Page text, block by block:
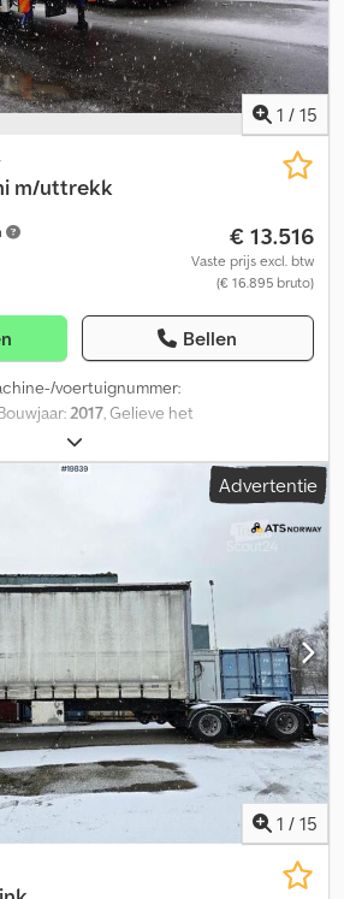
1 / 15
m/uttrekk
€ 13.516
Vaste prijs excl. btw
(€ 16.895 bruto)
Bellen
voertuignummer:
Bouwjaar: 2017 , Gelieve het
te vermelden: 14968
Uitschuifbaar: 3,5 meter - Lengte: 12,75
op de 3e as - Afstandsbediening
- Banden (zie foto's) -
- Leveringsklaar Omschrijving:
Klaar voor levering. Dsdpfx
de eigenaar is er een ongecorrigeerde
systeem werkt tijdens het rijden, maar
Er wordt vermoed dat de
door warmte in de leidingen. BOS heeft
gewerkt. TÜV: Nee EU-
Eigen gewicht: 10.150 kg
Laadvermogen: 34.850 kg Breedte: 255
2017 Kel-berg Rettsemi m/ Uitschuif. =
contact op met ATS Norway voor
Advertentie
1 / 15